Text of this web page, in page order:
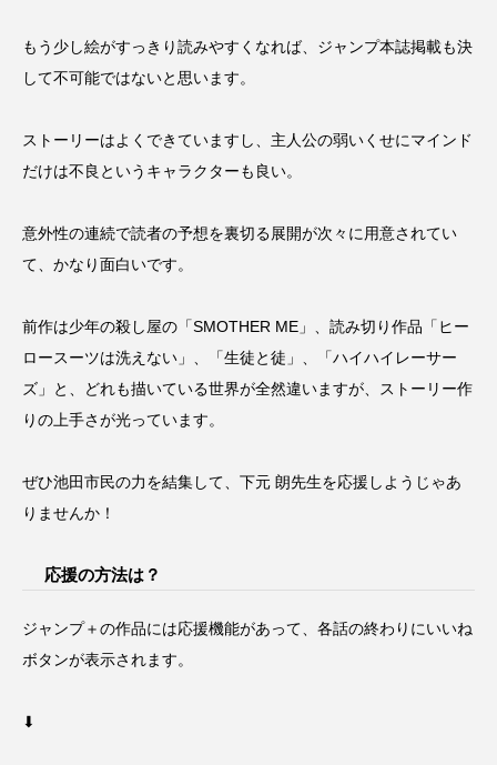
もう少し絵がすっきり読みやすくなれば、ジャンプ本誌掲載も決
して不可能ではないと思います。
ストーリーはよくできていますし、主人公の弱いくせにマインド
だけは不良というキャラクターも良い。
意外性の連続で読者の予想を裏切る展開が次々に用意されてい
て、かなり面白いです。
前作は少年の殺し屋の「SMOTHER ME」、読み切り作品「ヒー
ロースーツは洗えない」、「生徒と徒」、「ハイハイレーサー
ズ」と、どれも描いている世界が全然違いますが、ストーリー作
りの上手さが光っています。
ぜひ池田市民の力を結集して、下元 朗先生を応援しようじゃあ
りませんか！
応援の方法は？
ジャンプ＋の作品には応援機能があって、各話の終わりにいいね
ボタンが表示されます。
⬇︎